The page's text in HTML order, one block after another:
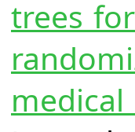
trees